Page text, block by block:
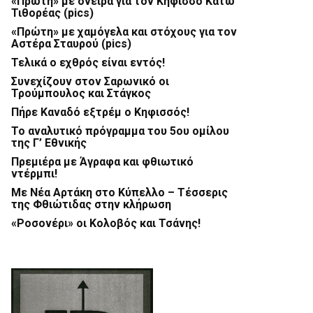
Τιθορέας (pics)
«Πρώτη» με χαμόγελα και στόχους για τον
Αστέρα Σταυρού (pics)
Τελικά ο εχθρός είναι εντός!
Συνεχίζουν στον Σαρωνικό οι
Τρούμπουλος και Στάγκος
Πήρε Καναδό εξτρέμ ο Κηφισσός!
Το αναλυτικό πρόγραμμα του 5ου ομίλου
της Γ’ Εθνικής
Πρεμιέρα με Άγραφα και φθιωτικό
ντέρμπι!
Με Νέα Αρτάκη στο Κύπελλο – Τέσσερις
της Φθιώτιδας στην κλήρωση
«Ροσονέρι» οι Κολοβός και Τσάνης!